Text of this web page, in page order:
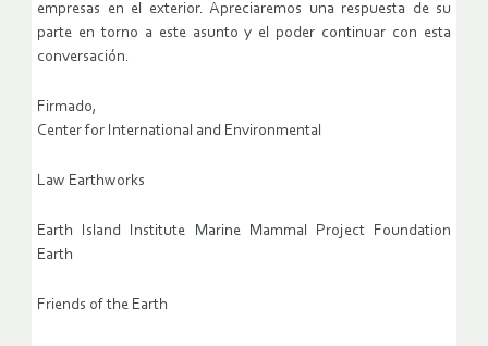
empresas en el exterior. Apreciaremos una respuesta de su
parte en torno a este asunto y el poder continuar con esta
conversación.
Firmado,
Center for International and Environmental
Law Earthworks
Earth Island Institute Marine Mammal Project Foundation
Earth
Friends of the Earth